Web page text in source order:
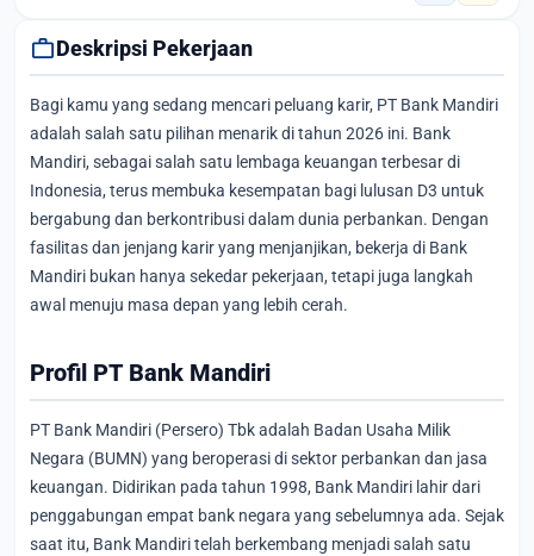
workDeskripsi Pekerjaan
Bagi kamu yang sedang mencari peluang karir, PT Bank Mandiri
adalah salah satu pilihan menarik di tahun 2026 ini. Bank
Mandiri, sebagai salah satu lembaga keuangan terbesar di
Indonesia, terus membuka kesempatan bagi lulusan D3 untuk
bergabung dan berkontribusi dalam dunia perbankan. Dengan
fasilitas dan jenjang karir yang menjanjikan, bekerja di Bank
Mandiri bukan hanya sekedar pekerjaan, tetapi juga langkah
awal menuju masa depan yang lebih cerah.
Profil PT Bank Mandiri
PT Bank Mandiri (Persero) Tbk adalah Badan Usaha Milik
Negara (BUMN) yang beroperasi di sektor perbankan dan jasa
keuangan. Didirikan pada tahun 1998, Bank Mandiri lahir dari
penggabungan empat bank negara yang sebelumnya ada. Sejak
saat itu, Bank Mandiri telah berkembang menjadi salah satu